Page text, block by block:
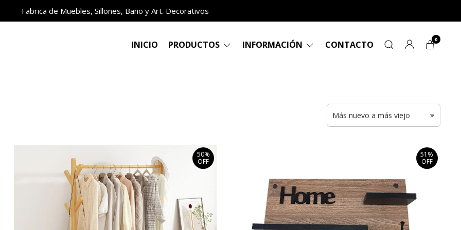
Fabrica de Muebles, Sillones, Baño y Art. Decorativos
INICIO PRODUCTOS INFORMACIÓN CONTACTO 0
50%
OFF
51%
OFF